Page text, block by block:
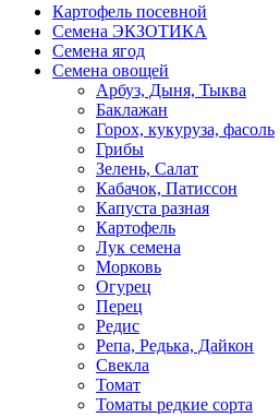
Картофель посевной
Семена ЭКЗОТИКА
Семена ягод
Семена овощей
Арбуз, Дыня, Тыква
Баклажан
Горох, кукуруза, фасоль
Грибы
Зелень, Салат
Кабачок, Патиссон
Капуста разная
Картофель
Лук семена
Морковь
Огурец
Перец
Редис
Репа, Редька, Дайкон
Свекла
Томат
Томаты редкие сорта